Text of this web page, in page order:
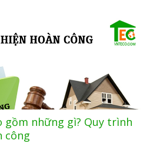
gồm những gì? Quy trình
công